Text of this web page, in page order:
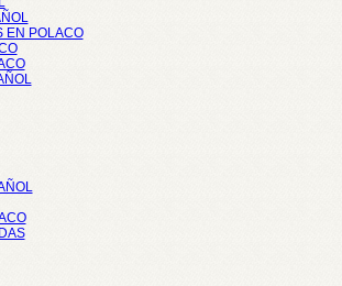
EN POLACO